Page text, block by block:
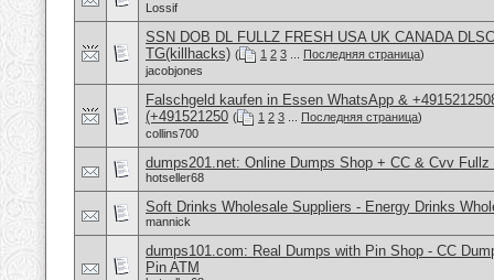
Lossif
SSN DOB DL FULLZ FRESH USA UK CANADA
TG(killhacks) ( 1 2 3 Последняя страница)
jacobjones
Falschgeld kaufen in Essen WhatsApp &
(+491521250 ( 1 2 3 Последняя страница)
collins700
dumps201.net: Online Dumps Shop + CC & Cvv
hotseller68
Soft Drinks Wholesale Suppliers - Energy Drinks
mannick
dumps101.com: Real Dumps with Pin Shop - CC
Pin ATM